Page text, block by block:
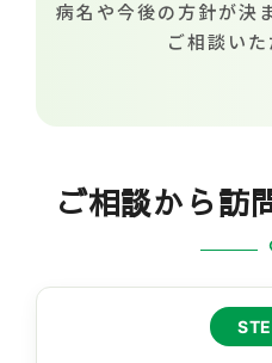
病名や今後の方針が決
ご相談いた
ご相談から訪